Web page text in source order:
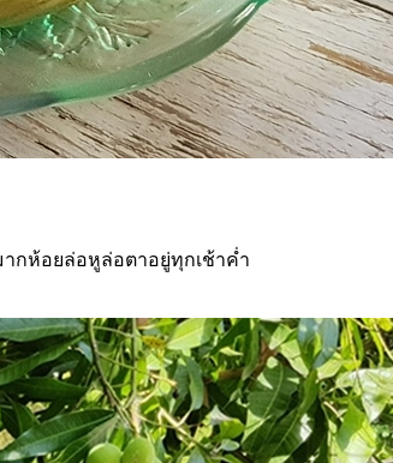
กห้อยล่อหูล่อตาอยู่ทุกเช้าค่ำ